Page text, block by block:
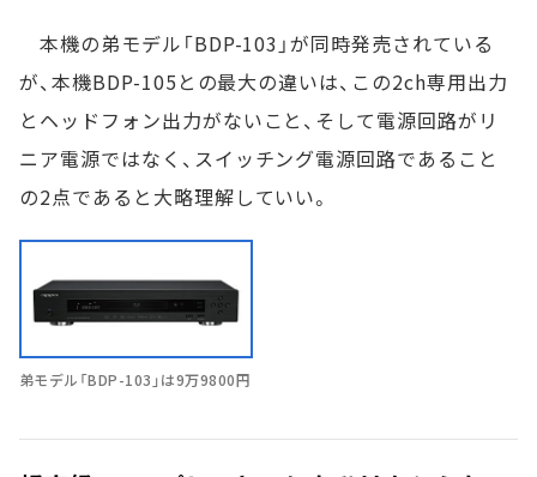
本機の弟モデル「BDP-103」が同時発売されている
が、本機BDP-105との最大の違いは、この2ch専用出力
とヘッドフォン出力がないこと、そして電源回路がリ
ニア電源ではなく、スイッチング電源回路であること
の2点であると大略理解していい。
弟モデル「BDP-103」は9万9800円